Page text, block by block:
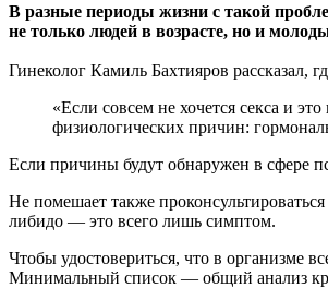
В разные периоды жизни с такой
не только людей в возрасте, но и
Гинеколог Камиль Бахтияров рассказал,
«Если совсем не хочется секса и
физиологических причин:
Если причины будут обнаружен в сфере
Не помешает также
либидо — это всего лишь симптом.
Чтобы удостовериться, что в организме
Минимальный список — общий анализ